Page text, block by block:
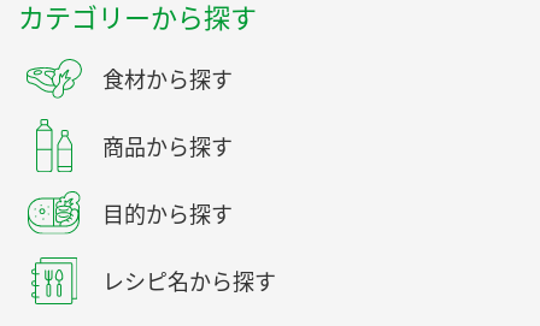
カテゴリーから探す
食材から探す
商品から探す
目的から探す
レシピ名から探す